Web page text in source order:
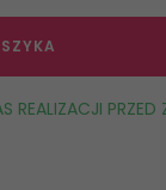
REALIZACJI PRZED